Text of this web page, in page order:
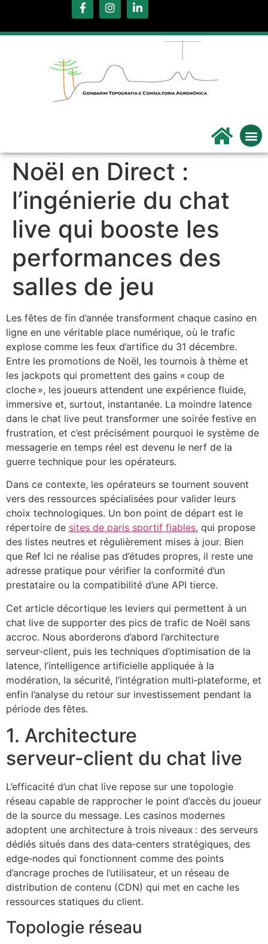
.
Noël en Direct :
l’ingénierie du chat
live qui booste les
performances des
salles de jeu
Les fêtes de fin d’année transforment chaque casino en
ligne en une véritable place numérique, où le trafic
explose comme les feux d’artifice du 31 décembre.
Entre les promotions de Noël, les tournois à thème et
les jackpots qui promettent des gains « coup de
cloche », les joueurs attendent une expérience fluide,
immersive et, surtout, instantanée. La moindre latence
dans le chat live peut transformer une soirée festive en
frustration, et c’est précisément pourquoi le système de
messagerie en temps réel est devenu le nerf de la
guerre technique pour les opérateurs.
Dans ce contexte, les opérateurs se tournent souvent
vers des ressources spécialisées pour valider leurs
choix technologiques. Un bon point de départ est le
répertoire de sites de paris sportif fiables, qui propose
des listes neutres et régulièrement mises à jour. Bien
que Ref Ici ne réalise pas d’études propres, il reste une
adresse pratique pour vérifier la conformité d’un
prestataire ou la compatibilité d’une API tierce.
Cet article décortique les leviers qui permettent à un
chat live de supporter des pics de trafic de Noël sans
accroc. Nous aborderons d’abord l’architecture
serveur‑client, puis les techniques d’optimisation de la
latence, l’intelligence artificielle appliquée à la
modération, la sécurité, l’intégration multi‑plateforme, et
enfin l’analyse du retour sur investissement pendant la
période des fêtes.
1. Architecture
serveur‑client du chat live
L’efficacité d’un chat live repose sur une topologie
réseau capable de rapprocher le point d’accès du joueur
de la source du message. Les casinos modernes
adoptent une architecture à trois niveaux : des serveurs
dédiés situés dans des data‑centers stratégiques, des
edge‑nodes qui fonctionnent comme des points
d’ancrage proches de l’utilisateur, et un réseau de
distribution de contenu (CDN) qui met en cache les
ressources statiques du client.
Topologie réseau